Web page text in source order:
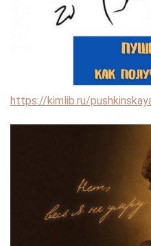
https://kimlib.ru/